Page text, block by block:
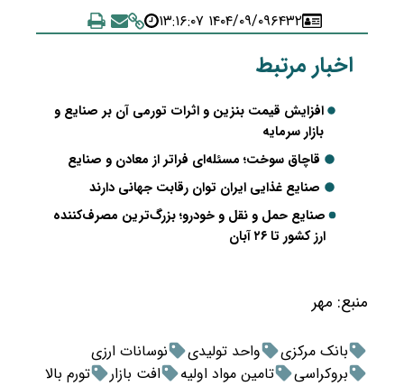
۶۴۳۲۱۴۰۴/۰۹/۰۹ ۱۳:۱۶:۰۷
اخبار مرتبط
افزایش قیمت بنزین و اثرات تورمی آن بر صنایع و
بازار سرمایه
قاچاق سوخت؛ مسئله‌ای فراتر از معادن و صنایع
صنایع غذایی ایران توان رقابت جهانی دارند
صنایع حمل و نقل و خودرو؛ بزرگ‌ترین مصرف‌کننده
ارز کشور تا ۲۶ آبان
منبع: مهر
بانک مرکزی واحد تولیدی
نوسانات ارزی
بروکراسی
تامین مواد اولیه افت بازار تورم بالا